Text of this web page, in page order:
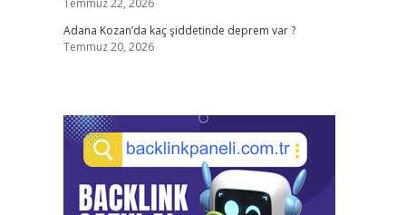
Temmuz 22, 2026
Adana Kozan’da kaç şiddetinde deprem var ?
Temmuz 20, 2026